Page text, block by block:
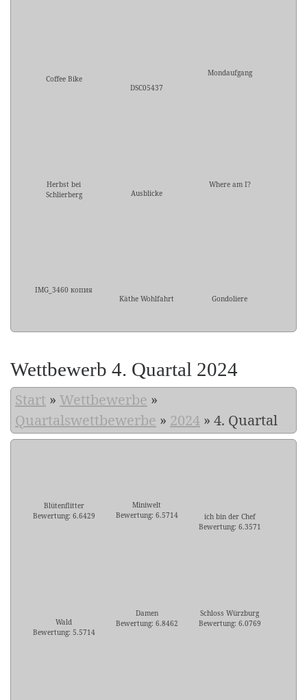
Coffee Bike
DSC05437
Mondaufgang
Herbst bei
Schlierberg
Ausblicke
Where am I?
IMG_3460 копия
Käthe Wohlfahrt
Gondoliere
Wettbewerb 4. Quartal 2024
Start » Wettbewerbe »
Quartalswettbewerbe » 2024 » 4. Quartal
Blütenflitter
Bewertung: 6.6429
Miniwelt
Bewertung: 6.5714
ich bin der Chef
Bewertung: 6.3571
Wald
Bewertung: 5.5714
Damen
Bewertung: 6.8462
Schloss Würzburg
Bewertung: 6.0769